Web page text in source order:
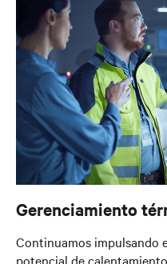
Gerenciamiento
Continuamos impulsando
potencial de